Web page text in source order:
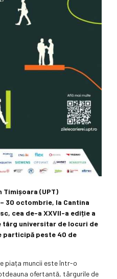
(UPT)
30 octombrie, la Cantina
cea de-a XXVII-a ediție a
târg universitar de locuri de
participă peste 40 de
piața muncii este într-o
ofertantă, târgurile de